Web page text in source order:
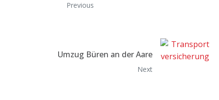
Previous
Umzug Büren an der Aare
Next